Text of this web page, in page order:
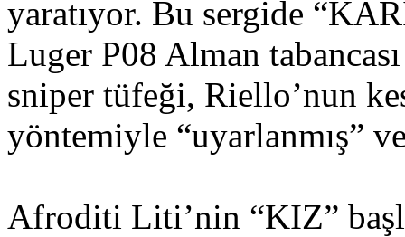
yaratıyor. Bu sergide
Luger P08 Alman
sniper tüfeği, Riello’nun
yöntemiyle “uyarlanmış”
Afroditi Liti’nin “KIZ”